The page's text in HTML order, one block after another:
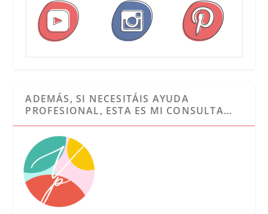
ADEMÁS, SI NECESITÁIS AYUDA
PROFESIONAL, ESTA ES MI CONSULTA…